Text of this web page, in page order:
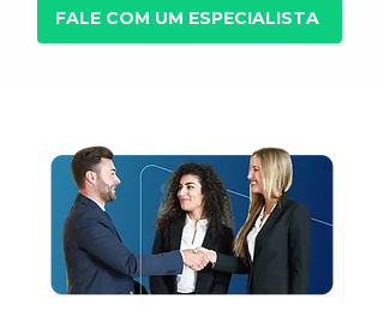
FALE COM UM ESPECIALISTA